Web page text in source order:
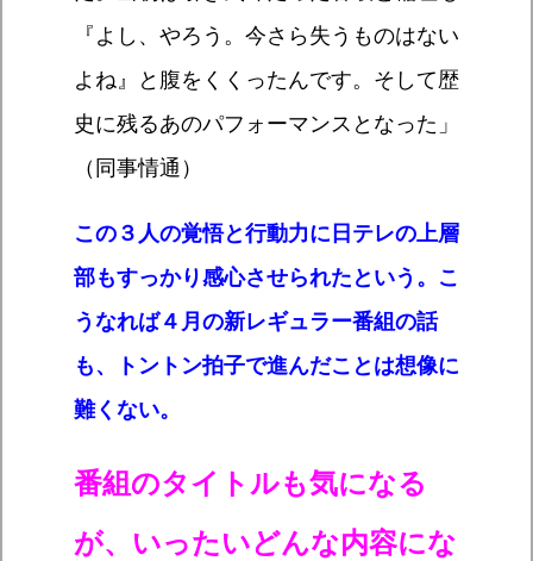
『よし、やろう。今さら失うものはない
よね』と腹をくくったんです。そして歴
史に残るあのパフォーマンスとなった」
（同事情通）
この３人の覚悟と行動力に日テレの上層
部もすっかり感心させられたという。こ
うなれば４月の新レギュラー番組の話
も、トントン拍子で進んだことは想像に
難くない。
番組のタイトルも気になる
が、いったいどんな内容にな